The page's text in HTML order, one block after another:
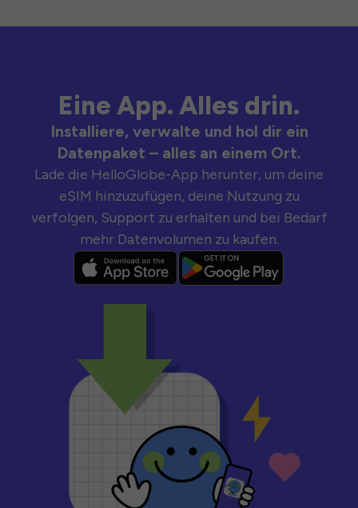
Eine App. Alles drin.
Installiere, verwalte und hol dir ein
Datenpaket – alles an einem Ort.
Lade die HelloGlobe-App herunter, um deine
eSIM hinzuzufügen, deine Nutzung zu
verfolgen, Support zu erhalten und bei Bedarf
mehr Datenvolumen zu kaufen.